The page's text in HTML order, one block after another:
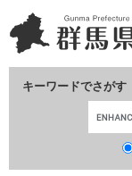
ー
ジ
ニ
ュ
て
キーワードでさがす